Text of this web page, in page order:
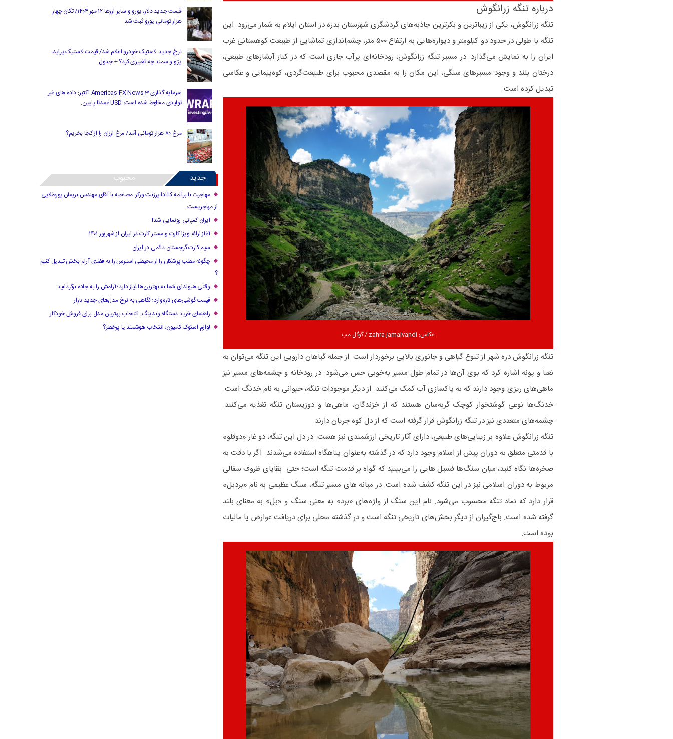
درباره تنگه زرانگوش
تنگه زرانگوش، یکی از زیباترین و بکرترین جاذبه‌های گردشگری شهرستان بدره در استان ایلام به شمار می‌رود. این
تنگه با طولی در حدود دو کیلومتر و دیواره‌هایی به ارتفاع ۵۰۰ متر، چشم‌اندازی تماشایی از طبیعت کوهستانی غرب
ایران را به نمایش می‌گذارد. در مسیر تنگه زرانگوش، رودخانه‌ای پرآب جاری است که در کنار آبشارهای طبیعی،
درختان بلند و وجود مسیرهای سنگی، این مکان را به مقصدی محبوب برای طبیعت‌گردی، کوه‌پیمایی و عکاسی
تبدیل کرده است.
عکاس: zahra jamalvandi / گوگل مپ
تنگه زرانگوش دره شهر از تنوع گیاهی و جانوری بالایی برخوردار است. از جمله گیاهان دارویی این تنگه می‌توان به
نعنا و پونه اشاره کرد که بوی آن‌ها در تمام طول مسیر به‌خوبی حس می‌شود. در رودخانه و چشمه‌های مسیر نیز
ماهی‌های ریزی وجود دارند که به پاکسازی آب کمک می‌کنند. از دیگر موجودات تنگه، حیوانی به نام خدنگ است.
خدنگ‌ها نوعی گوشتخوار کوچک گربه‌سان هستند که از خزندگان، ماهی‌ها و دوزیستان تنگه تغذیه می‌کنند.
چشمه‌های متعددی نیز در تنگه زرانگوش قرار گرفته است که از دل کوه جریان دارند.
تنگه زرانگوش علاوه بر زیبایی‌های طبیعی، دارای آثار تاریخی ارزشمندی نیز هست. در دل این تنگه، دو غار «دوقلو»
با قدمتی متعلق به دوران پیش از اسلام وجود دارد که در گذشته به‌عنوان پناهگاه استفاده می‌شدند. اگر با دقت به
صخره‌ها نگاه کنید، میان سنگ‌ها فسیل هایی را می‌بینید که گواه بر قدمت تنگه است؛ حتی بقایای ظروف سفالی
مربوط به دوران اسلامی نیز در این تنگه کشف شده است. در میانه های مسیر تنگه، سنگ عظیمی به نام «بردبل»
قرار دارد که نماد تنگه محسوب می‌شود. نام این سنگ از واژه‌های «برد» به معنی سنگ و «بل» به معنای بلند
گرفته شده است. باج‌گیران از دیگر بخش‌های تاریخی تنگه است و در گذشته محلی برای دریافت عوارض یا مالیات
بوده است.
قیمت جدید دلار، یورو و سایر ارزها ۱۲ مهر ۱۴۰۴/ تکان چهار
هزار تومانی یورو ثبت شد
نرخ جدید لاستیک خودرو اعلام شد/ قیمت لاستیک پراید،
پژو و سمند چه تغییری کرد؟ + جدول
سرمایه گذاری Americas FX News 3 اکتبر: داده های غیر
تولیدی مخلوط شده است. USD عمدتا پایین.
مرغ ۸۰ هزار تومانی آمد/ مرغ ارزان را از کجا بخریم؟
جدید محبوب
مهاجرت با برنامه کانادا پرزنت ورکر: مصاحبه با آقای مهندس نریمان پورطلایی
از مهاجریست
ایران کمپانی رونمایی شد!
آغاز ارائه ویزا کارت و مستر کارت در ایران از شهریور ۱۴۰۱
سیم کارت گرجستان دائمی در ایران
چگونه مطب پزشکان را از محیطی استرس زا به فضای آرام بخش تبدیل کنیم
؟
وقتی هیوندای شما به بهترین‌ها نیاز دارد؛ آرامش را به جاده برگردانید
قیمت گوشی‌های تازه‌وارد؛ نگاهی به نرخ مدل‌های جدید بازار
راهنمای خرید دستگاه وندینگ: انتخاب بهترین مدل برای فروش خودکار
لوازم استوک کامیون؛ انتخاب هوشمند یا پرخطر؟